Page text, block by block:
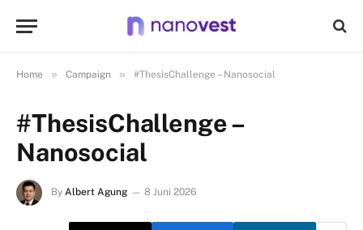
Home » Campaign » #ThesisChallenge – Nanosocial
#ThesisChallenge –
Nanosocial
By Albert Agung 8 Juni 2026